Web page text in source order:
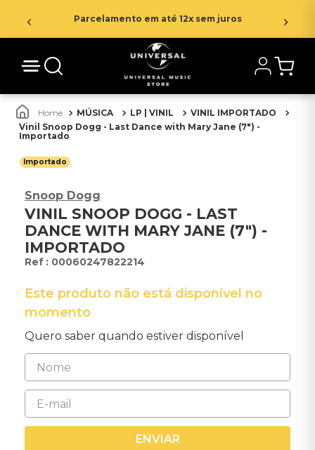
Parcelamento em até 12x sem juros
MÚSICA LP | VINIL
VINIL IMPORTADO
Vinil Snoop Dogg - Last Dance with Mary Jane (7") -
Importado
Importado
Snoop Dogg
VINIL SNOOP DOGG - LAST
DANCE WITH MARY JANE (7") -
IMPORTADO
: 00060247822214
Este produto não está disponível no
momento
Quero saber quando estiver disponível
ENVIAR